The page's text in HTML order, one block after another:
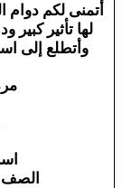
أتمنى لكم
لها تأثير
وأتطلع إلى
الصف